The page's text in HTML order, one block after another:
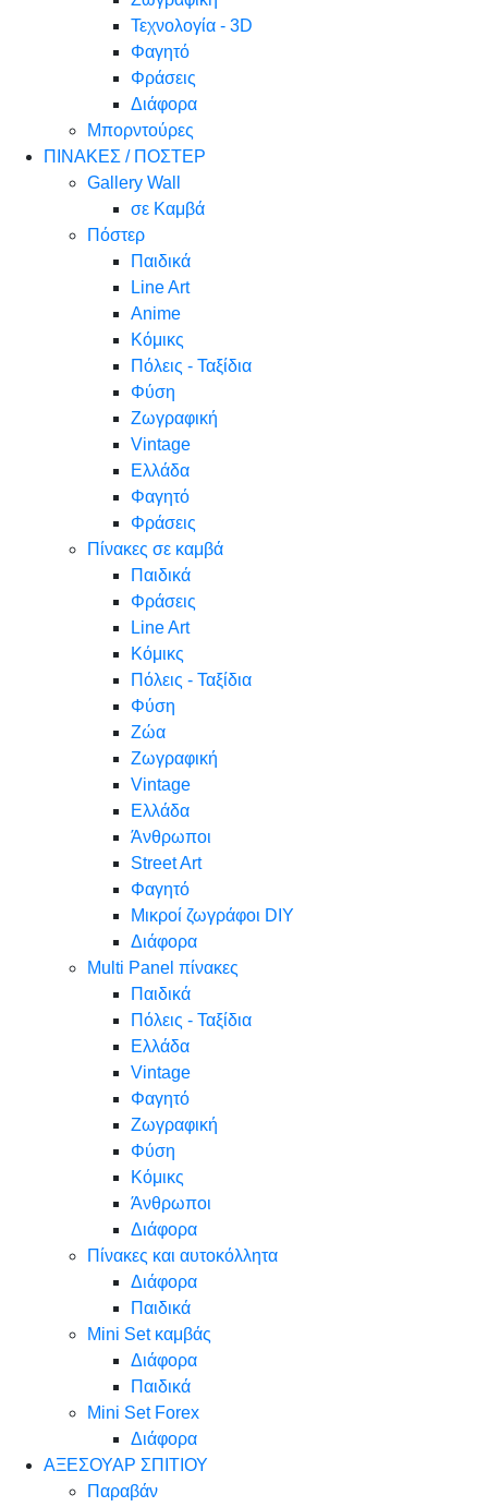
Τεχνολογία - 3D
Φαγητό
Φράσεις
Διάφορα
Μπορντούρες
ΠΙΝΑΚΕΣ / ΠΟΣΤΕΡ
Gallery Wall
σε Καμβά
Πόστερ
Παιδικά
Line Art
Anime
Κόμικς
Πόλεις - Ταξίδια
Φύση
Ζωγραφική
Vintage
Ελλάδα
Φαγητό
Φράσεις
Πίνακες σε καμβά
Παιδικά
Φράσεις
Line Art
Κόμικς
Πόλεις - Ταξίδια
Φύση
Ζώα
Ζωγραφική
Vintage
Ελλάδα
Άνθρωποι
Street Art
Φαγητό
Μικροί ζωγράφοι DIY
Διάφορα
Multi Panel πίνακες
Παιδικά
Πόλεις - Ταξίδια
Ελλάδα
Vintage
Φαγητό
Ζωγραφική
Φύση
Κόμικς
Άνθρωποι
Διάφορα
Πίνακες και αυτοκόλλητα
Διάφορα
Παιδικά
Mini Set καμβάς
Διάφορα
Παιδικά
Mini Set Forex
Διάφορα
ΑΞΕΣΟΥΑΡ ΣΠΙΤΙΟΥ
Παραβάν